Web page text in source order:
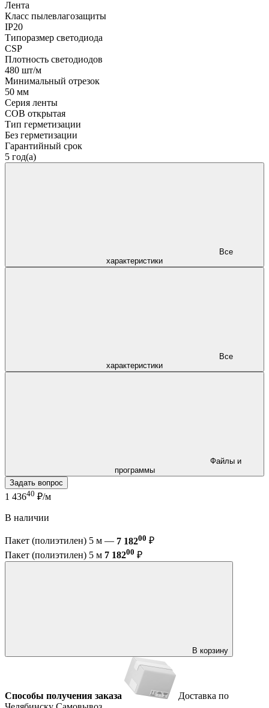
Лента
Класс пылевлагозащиты
IP20
Типоразмер светодиода
CSP
Плотность светодиодов
480 шт/м
Минимальный отрезок
50 мм
Серия ленты
COB открытая
Тип герметизации
Без герметизации
Гарантийный срок
5 год(а)
характеристики
характеристики
программы
Задать вопрос
1 43640 ₽/м
В наличии
Пакет (полиэтилен) 5 м — 7 18200 ₽
Пакет (полиэтилен) 5 м 7 18200 ₽
В корзину
Способы получения заказа
Доставка по